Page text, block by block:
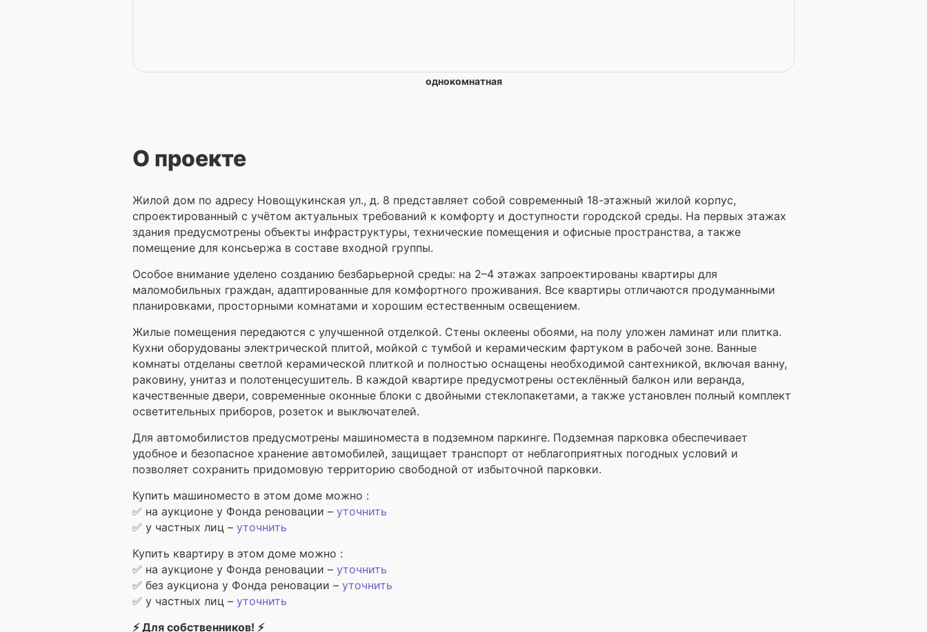
однокомнатная
О проекте
Жилой дом по адресу Новощукинская ул., д. 8 представляет собой современный 18-этажный жилой корпус,
спроектированный с учётом актуальных требований к комфорту и доступности городской среды. На первых этажах
здания предусмотрены объекты инфраструктуры, технические помещения и офисные пространства, а также
помещение для консьержа в составе входной группы.
Особое внимание уделено созданию безбарьерной среды: на 2–4 этажах запроектированы квартиры для
маломобильных граждан, адаптированные для комфортного проживания. Все квартиры отличаются продуманными
планировками, просторными комнатами и хорошим естественным освещением.
Жилые помещения передаются с улучшенной отделкой. Стены оклеены обоями, на полу уложен ламинат или плитка.
Кухни оборудованы электрической плитой, мойкой с тумбой и керамическим фартуком в рабочей зоне. Ванные
комнаты отделаны светлой керамической плиткой и полностью оснащены необходимой сантехникой, включая ванну,
раковину, унитаз и полотенцесушитель. В каждой квартире предусмотрены остеклённый балкон или веранда,
качественные двери, современные оконные блоки с двойными стеклопакетами, а также установлен полный комплект
осветительных приборов, розеток и выключателей.
Для автомобилистов предусмотрены машиноместа в подземном паркинге. Подземная парковка обеспечивает
удобное и безопасное хранение автомобилей, защищает транспорт от неблагоприятных погодных условий и
позволяет сохранить придомовую территорию свободной от избыточной парковки.
Купить машиноместо в этом доме можно :
✅ на аукционе у Фонда реновации – уточнить
✅ у частных лиц – уточнить
Купить квартиру в этом доме можно :
✅ на аукционе у Фонда реновации – уточнить
✅ без аукциона у Фонда реновации – уточнить
✅ у частных лиц – уточнить
⚡ Для собственников! ⚡